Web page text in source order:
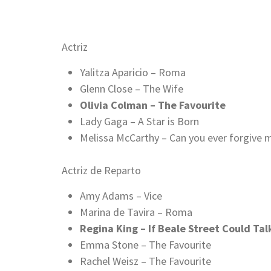
Actriz
Yalitza Aparicio – Roma
Glenn Close – The Wife
Olivia Colman – The Favourite
Lady Gaga – A Star is Born
Melissa McCarthy – Can you ever forgive
Actriz de Reparto
Amy Adams – Vice
Marina de Tavira – Roma
Regina King – If Beale Street Could
Emma Stone – The Favourite
Rachel Weisz – The Favourite